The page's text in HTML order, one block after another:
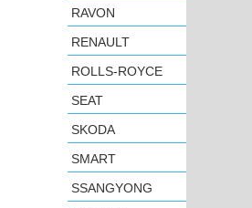
RAVON
RENAULT
ROLLS-ROYCE
SEAT
SKODA
SMART
SSANGYONG